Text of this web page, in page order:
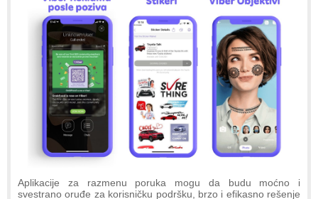
Aplikacije za razmenu poruka mogu da budu moćno i
svestrano oruđe za korisničku podršku, brzo i efikasno rešenje